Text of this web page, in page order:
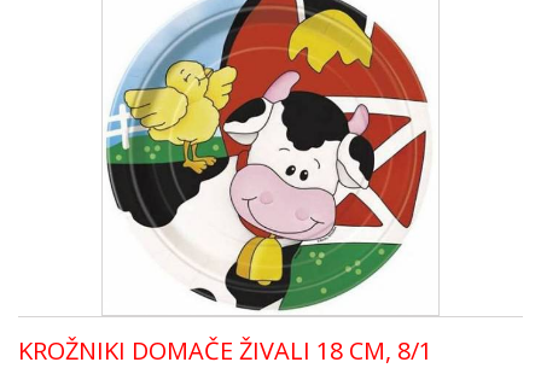
KROŽNIKI DOMAČE ŽIVALI 18 CM, 8/1